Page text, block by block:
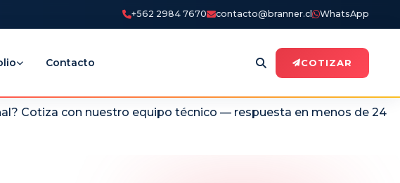
+562 2984 7670 contacto@branner.cl WhatsApp
Contacto COTIZAR
Cotiza con nuestro equipo técnico — respuesta en menos de 24